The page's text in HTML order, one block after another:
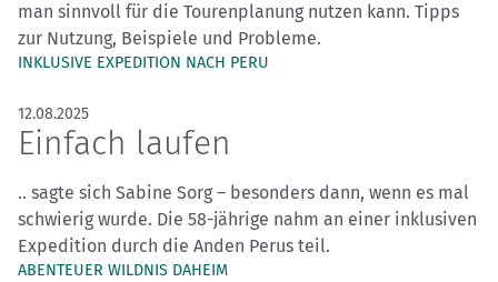
man sinnvoll für die Tourenplanung nutzen kann. Tipps
zur Nutzung, Beispiele und Probleme.
INKLUSIVE EXPEDITION NACH PERU
12.08.2025
Einfach laufen
.. sagte sich Sabine Sorg – besonders dann, wenn es mal
schwierig wurde. Die 58-jährige nahm an einer inklusiven
Expedition durch die Anden Perus teil.
ABENTEUER WILDNIS DAHEIM